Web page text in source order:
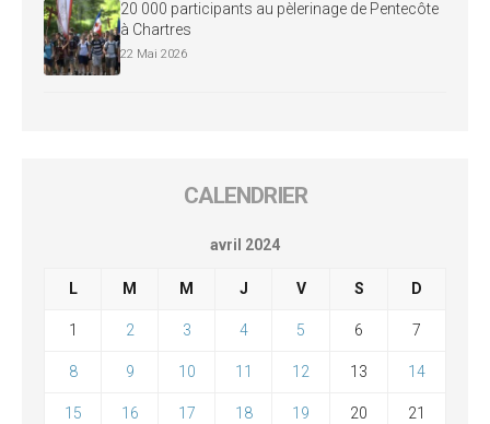
20 000 participants au pèlerinage de Pentecôte
à Chartres
22 Mai 2026
CALENDRIER
avril 2024
L M M J V S D
1 2 3 4 5 6 7
8 9 10 11 12 13 14
15 16 17 18 19 20 21